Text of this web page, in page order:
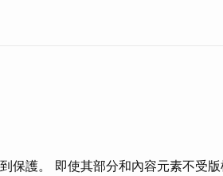
保護。 即使其部分和內容元素不受